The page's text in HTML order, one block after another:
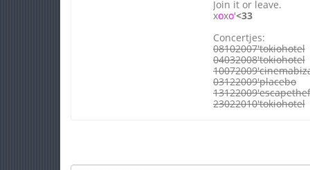
Join it or leave.
xoxo'<33
Concertjes:
08102007'tokiohotel
04032008'tokiohotel
03122009'placebo
23022010'tokiohotel